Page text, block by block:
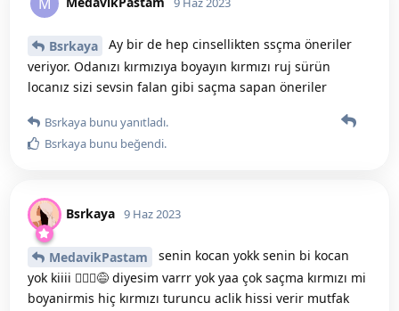
Bsrkaya
Ay bir de hep cinsellikten ssçma öneriler
veriyor. Odanızı kırmızıya boyayın kırmızı ruj sürün
locanız sizi sevsin falan gibi saçma sapan öneriler
Bsrkaya bunu yanıtladı.
Bsrkaya bunu beğendi.
Bsrkaya 9 Haz 2023
MedavikPastam
senin kocan yokk senin bi kocan
yok kiiii 🤷🏻‍♀️😅 diyesim varrr yok yaa çok saçma kırmızı mi
boyanirmis hiç kırmızı turuncu aclik hissi verir mutfak